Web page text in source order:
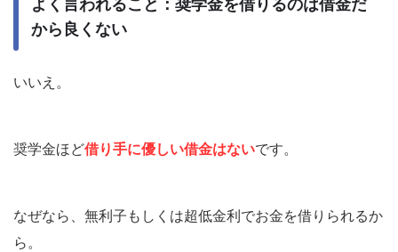
よく言われること：奨学金を借りるのは借金だ
から良くない
いいえ。
奨学金ほど借り手に優しい借金はないです。
なぜなら、 無利子もしくは超低金利でお金を借りられるか
ら 。